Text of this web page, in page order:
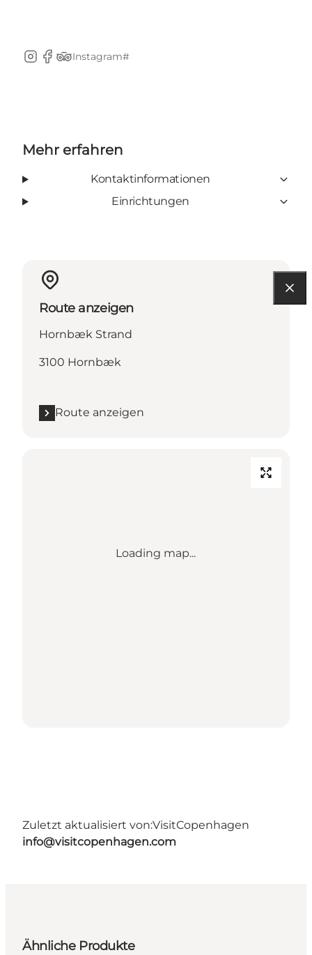
Instagram
Facebook
TripAdvisor
Instagram#
Mehr erfahren
Kontaktinformationen
Einrichtungen
Route anzeigen
Hornbæk Strand
3100 Hornbæk
Route anzeigen
Loading map...
Zuletzt aktualisiert von:VisitCopenhagen
info@visitcopenhagen.com
Ähnliche Produkte